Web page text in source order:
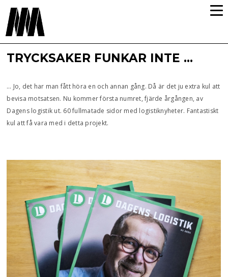
TRYCKSAKER FUNKAR INTE …
… Jo, det har man fått höra en och annan gång. Då är det ju extra kul att
bevisa motsatsen. Nu kommer första numret, fjärde årgången, av
Dagens logistik ut. 60 fullmatade sidor med logistiknyheter. Fantastiskt
kul att få vara med i detta projekt.